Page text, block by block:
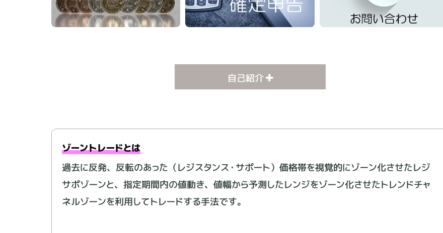
自己紹介
また障害児の親でもあります。
このような状況になった事で、「将来の収入に不安がある方」「安定した収入を得られていな
い方」、一般的に「働く」という事だけでは難しい方にFXでのサポートができればという思い
で活動しています。
ゾーントレードとは
過去に反発、反転のあった（レジスタンス・サポート）価格帯を視覚的にゾーン化させたレジ
サポゾーンと、指定期間内の値動き、値幅から予測したレンジをゾーン化させたトレンドチャ
ネルゾーンを利用してトレードする手法です。